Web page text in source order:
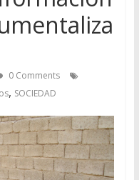
0 Comments
, SOCIEDAD